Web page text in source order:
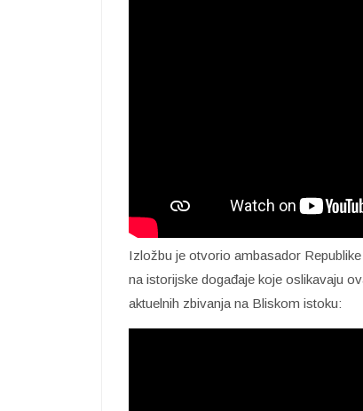
Izložbu je otvorio ambasador
na istorijske događaje koje oslikavaju
aktuelnih zbivanja na Bliskom istoku: